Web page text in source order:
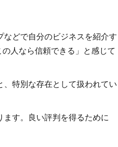
どで自分のビジネスを紹介す
人なら信頼できる」と感じて
、特別な存在として扱われてい
す。良い評判を得るために